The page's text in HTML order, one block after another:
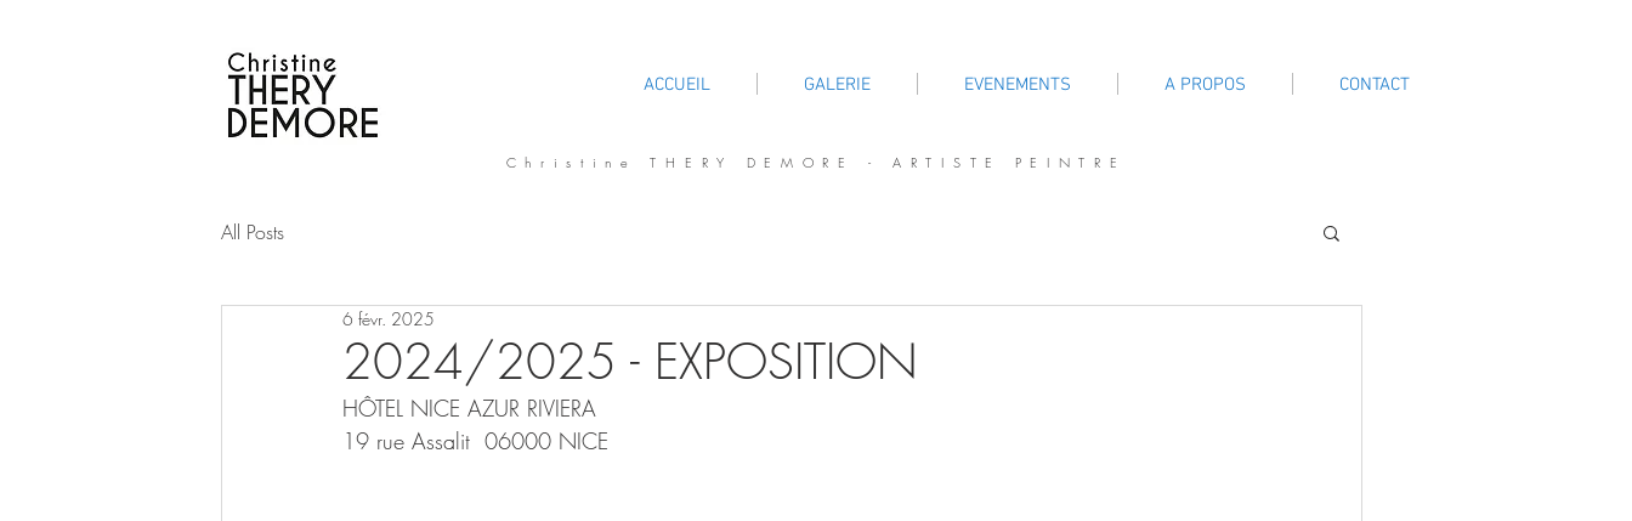
ACCUEIL GALERIE EVENEMENTS A PROPOS CONTACT
Christine THERY DEMORE - ARTISTE PEINTRE
All Posts
2024/2025 - EXPOSITION
6 févr. 2025
HÔTEL NICE AZUR RIVIERA
19 rue Assalit  06000 NICE